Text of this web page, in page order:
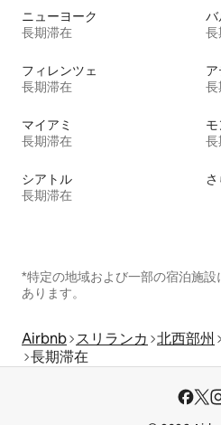
ニューヨーク
長期滞在
バ
長
フィレンツェ
長期滞在
長
マイアミ
長期滞在
長
シアトル
長期滞在
*特定の地域および一部の宿泊施
あります。
Airbnb スリランカ 北西部州
長期滞在